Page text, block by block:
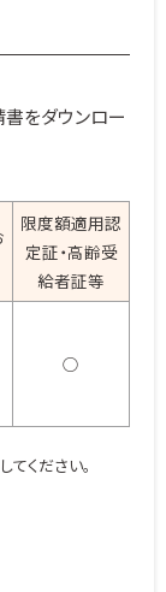
をダウンロー
限度額適用認
定証・高齢受
給者証等
○
ください。